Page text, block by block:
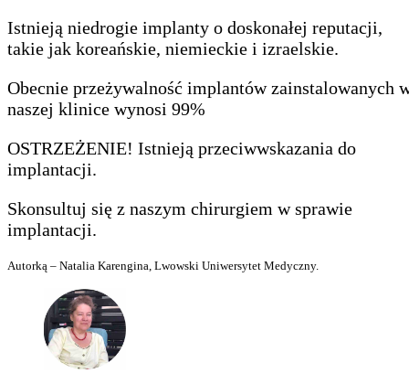
Istnieją niedrogie implanty o doskonałej reputacji,
takie jak koreańskie, niemieckie i izraelskie.
Obecnie przeżywalność implantów zainstalowanych
naszej klinice wynosi 99%
OSTRZEŻENIE! Istnieją przeciwwskazania do
implantacji.
Skonsultuj się z naszym chirurgiem w sprawie
implantacji.
Autorką – Natalia Karengina, Lwowski Uniwersytet Medyczny.